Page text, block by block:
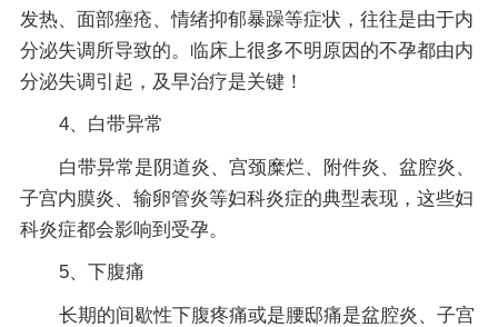
发热、面部痤疮、情绪抑郁暴躁等症状，往往是由于内
分泌失调所导致的。临床上很多不明原因的不孕都由内
分泌失调引起，及早治疗是关键！
4、白带异常
白带异常是阴道炎、宫颈糜烂、附件炎、盆腔炎、
子宫内膜炎、输卵管炎等妇科炎症的典型表现，这些妇
科炎症都会影响到受孕。
5、下腹痛
长期的间歇性下腹疼痛或是腰邸痛是盆腔炎、子宫